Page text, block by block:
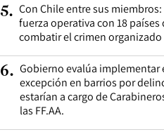
5. Con Chile entre sus miembros:
fuerza operativa con 18 países
combatir el crimen organizado
6. Gobierno evalúa implementar
excepción en barrios por
estarían a cargo de
las FF.AA.